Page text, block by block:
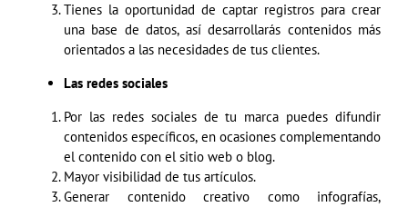
Tienes la oportunidad de captar registros para crear
una base de datos, así desarrollarás contenidos más
orientados a las necesidades de tus clientes.
Las redes sociales
Por las redes sociales de tu marca puedes difundir
contenidos específicos, en ocasiones complementando
el contenido con el sitio web o blog.
Mayor visibilidad de tus artículos.
Generar contenido creativo como infografías,